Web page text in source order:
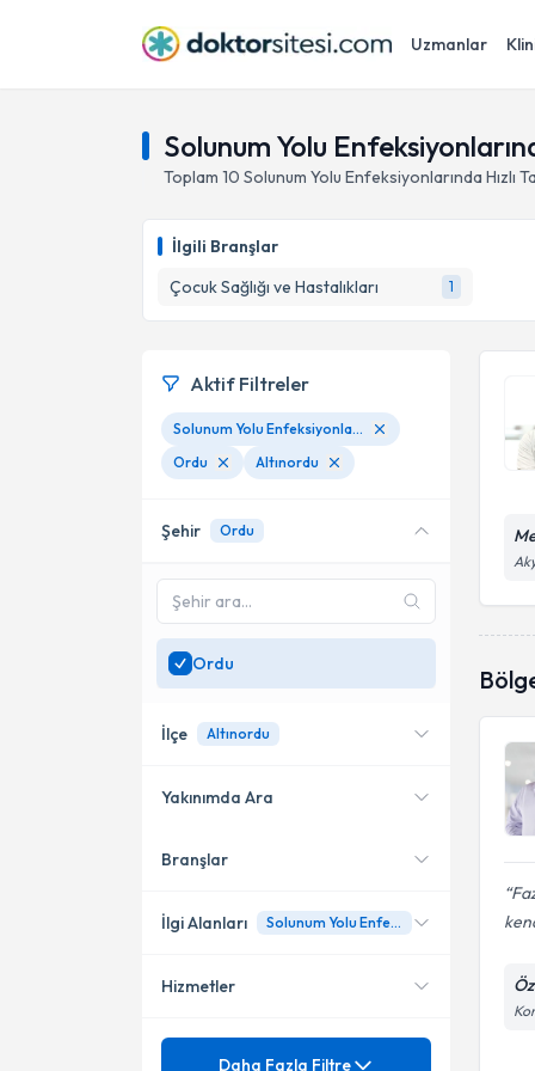
Uzmanlar
Solunum Yolu
Toplam 10 Solunum Yolu Enfeksiyonlarında Hızlı
İlgili Branşlar
Çocuk Sağlığı ve Hastalıkları
1
Aktif Filtreler
Solunum Yolu Enfeksiyonlarında Hızlı Tanı Testleri
Ordu
Altınordu
Şehir Ordu
Ordu
İlçe Altınordu
Altınordu
Yakınımda Ara
Konumuma yakın uzmanları
Branşlar
Çocuk Sağlığı ve Hastalıkları
İlgi Alanları Solunum Yolu Enfeksiyonlarında Hızlı Tanı Testleri
Alerjik Astım
Hizmetler
Ünvan
Daha Fazla Filtre